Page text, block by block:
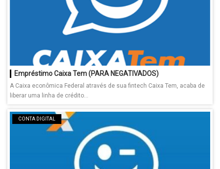
Empréstimo Caixa Tem (PARA NEGATIVADOS)
A Caixa econômica Federal através de sua fintech Caixa Tem, acaba de
liberar uma linha de crédito...
CONTA DIGITAL